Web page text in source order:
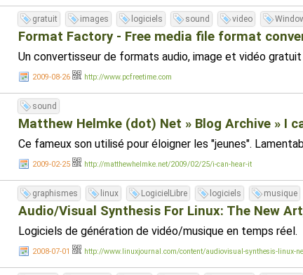
gratuit images logiciels sound video
Format Factory - Free media file format
Un convertisseur de formats audio, image et vidéo
2009-08-26 http://www.pcfreetime.com
sound
Matthew Helmke (dot) Net » Blog Archive » I
Ce fameux son utilisé pour éloigner les "jeunes".
2009-02-25 http://matthewhelmke.net/2009/02/25/i-can-hear-it
graphismes linux LogicielLibre logiciels musique
Audio/Visual Synthesis For Linux: The New
Logiciels de génération de vidéo/musique en temps réel.
2008-07-01 http://www.linuxjournal.com/content/audiovisual-synthesis-linux-